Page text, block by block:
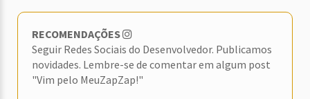
RECOMENDAÇÕES
Seguir Redes Sociais do Desenvolvedor. Publicamos
novidades. Lembre-se de comentar em algum post
"Vim pelo MeuZapZap!"